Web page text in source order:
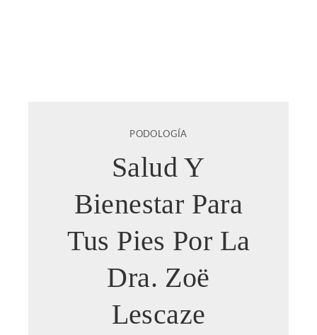
PODOLOGÍA
Salud Y
Bienestar Para
Tus Pies Por La
Dra. Zoë
Lescaze